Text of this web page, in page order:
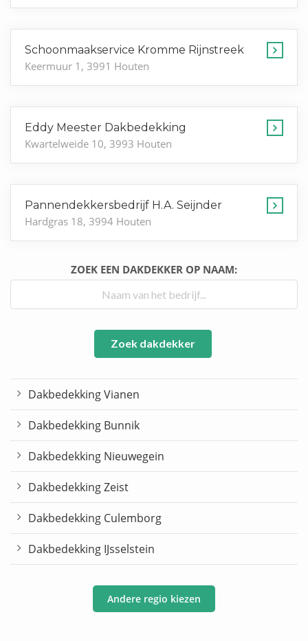
Schoonmaakservice Kromme Rijnstreek
Keermuur 1, 3991 Houten
Eddy Meester Dakbedekking
Kwartelweide 10, 3993 Houten
Pannendekkersbedrijf H.A. Seijnder
Hardgras 18, 3994 Houten
ZOEK EEN DAKDEKKER OP NAAM:
Zoek dakdekker
Dakbedekking Vianen
Dakbedekking Bunnik
Dakbedekking Nieuwegein
Dakbedekking Zeist
Dakbedekking Culemborg
Dakbedekking IJsselstein
Andere regio kiezen